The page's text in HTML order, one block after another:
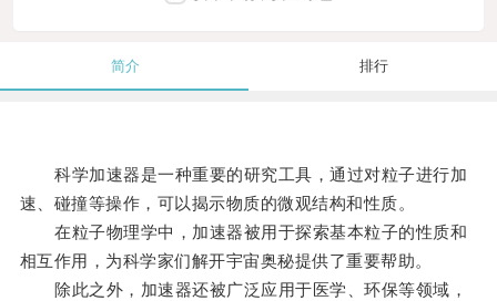
简介 排行
科学加速器是一种重要的研究工具，通过对粒子进行加
速、碰撞等操作，可以揭示物质的微观结构和性质。
在粒子物理学中，加速器被用于探索基本粒子的性质和
相互作用，为科学家们解开宇宙奥秘提供了重要帮助。
除此之外，加速器还被广泛应用于医学、环保等领域，